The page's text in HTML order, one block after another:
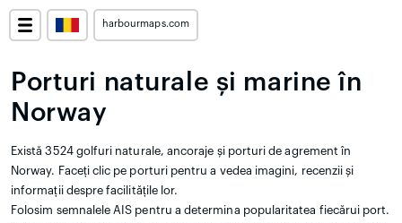
harbourmaps.com
Porturi naturale și marine în
Norway
Există 3524 golfuri naturale, ancoraje și porturi de agrement în
Norway. Faceți clic pe porturi pentru a vedea imagini, recenzii și
informații despre facilitățile lor.
Folosim semnalele AIS pentru a determina popularitatea fiecărui port.